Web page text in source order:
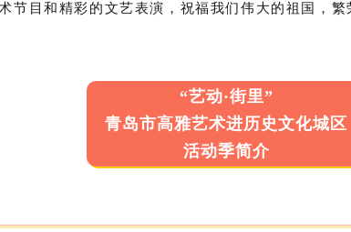
目和精彩的文艺表演，祝福我们伟大的祖国，繁
“艺动·街里”
青岛市高雅艺术进历史文化城区
活动季简介